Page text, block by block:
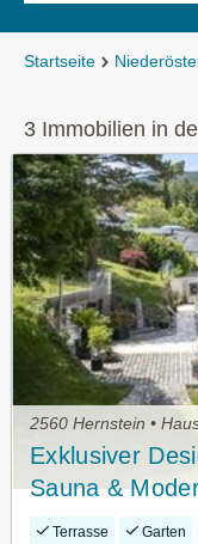
Startseite
3 Immobilien in
2560 Hernstein •
Exklusiver
Sauna &
Absoluter
Terrasse Garten